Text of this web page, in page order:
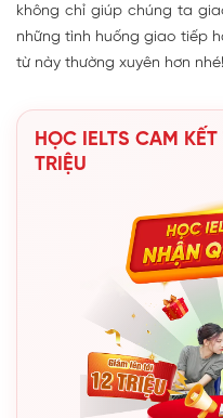
không chỉ giúp chúng ta
những tình huống giao tiếp
từ này thường xuyên hơn nhé!
HỌC IELTS CAM
TRIỆU